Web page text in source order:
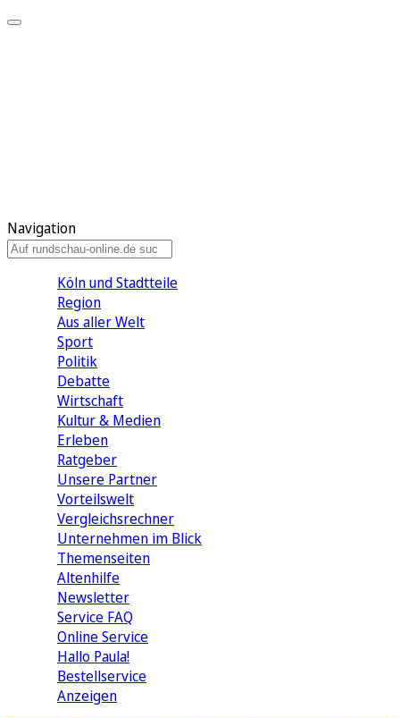
Navigation
Köln und Stadtteile
Region
Aus aller Welt
Sport
Politik
Debatte
Wirtschaft
Kultur & Medien
Erleben
Ratgeber
Unsere Partner
Vorteilswelt
Vergleichsrechner
Unternehmen im Blick
Themenseiten
Altenhilfe
Newsletter
Service FAQ
Online Service
Hallo Paula!
Bestellservice
Anzeigen